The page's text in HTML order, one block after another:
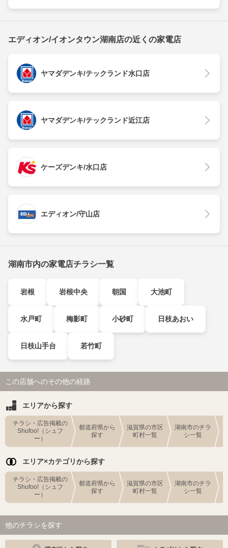
エディオン/イオンタウン湖南店の近くの家電店
ヤマダデンキ/テックランド水口店
ヤマダデンキ/テックランド近江店
ケーズデンキ/水口店
エディオン/守山店
湖南市内の家電店チラシ一覧
岩根 岩根中央 朝国 大池町
水戸町 梅影町 小砂町 日枝あおい
日枝山手台 若竹町
この店舗へのその他の経路
エリアから探す
チラシ・広告掲載の
Shufoo!（シュフ
ー）
都道府県から
探す
滋賀県の市区
町村一覧
湖南市のチラ
シ一覧
エリア×カテゴリから探す
チラシ・広告掲載の
Shufoo!（シュフ
ー）
都道府県から
探す
滋賀県の市区
町村一覧
湖南市のチラ
シ一覧
他のチラシを探す